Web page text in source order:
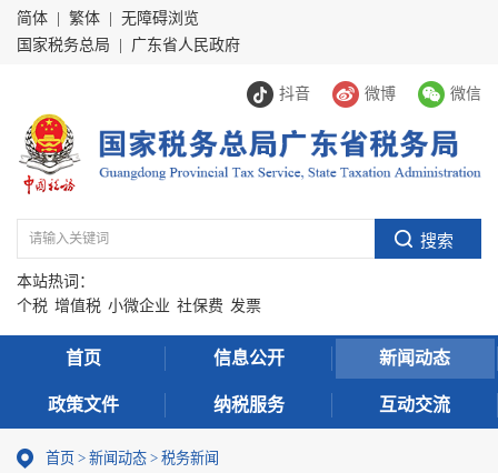
简体 繁体
无障碍浏览
国家税务总局
广东省人民政府
抖音 微博 微信
本站热词：
个税 增值税 小微企业 社保费 发票
首页 信息公开 新闻动态
政策文件 纳税服务 互动交流
首页 > 新闻动态 > 税务新闻